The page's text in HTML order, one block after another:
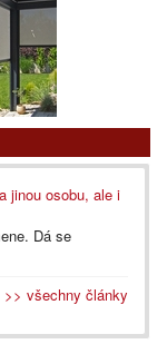
jinou osobu, ale i
Dá se
>> všechny články